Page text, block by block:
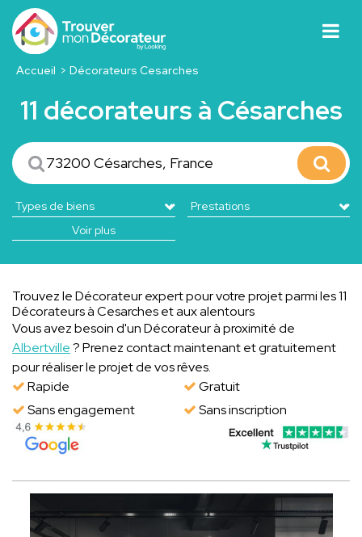
Accueil Décorateurs Cesarches
11 décorateurs à Césarches
Voir plus
Trouvez le Décorateur expert pour votre projet parmi les 11
Décorateurs à Cesarches et aux alentours
Vous avez besoin d'un Décorateur à proximité de
Albertville? Prenez contact maintenant et gratuitement
pour réaliser le projet de vos rêves.
Rapide
Gratuit
Sans engagement
Sans inscription